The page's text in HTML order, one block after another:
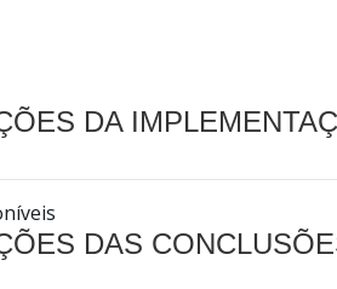
DA
DAS